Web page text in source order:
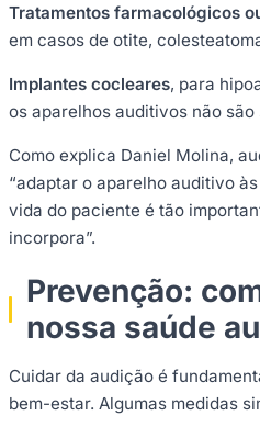
Tratamentos farmacológicos
em casos de otite,
Implantes cocleares, para
os aparelhos auditivos não
Como explica Daniel Molina,
“adaptar o aparelho auditivo
vida do paciente é tão
incorpora”.
Prevenção:
nossa saúde
Cuidar da audição é
bem-estar. Algumas medidas